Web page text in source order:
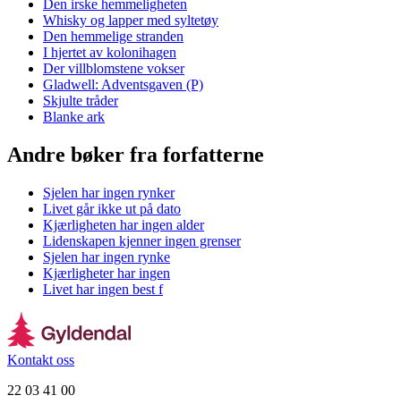
Den irske hemmeligheten
Whisky og lapper med syltetøy
Den hemmelige stranden
I hjertet av kolonihagen
Der villblomstene vokser
Gladwell: Adventsgaven (P)
Skjulte tråder
Blanke ark
Andre bøker fra forfatterne
Sjelen har ingen rynker
Livet går ikke ut på dato
Kjærligheten har ingen alder
Lidenskapen kjenner ingen grenser
Sjelen har ingen rynke
Kjærligheter har ingen
Livet har ingen best f
Kontakt oss
22 03 41 00